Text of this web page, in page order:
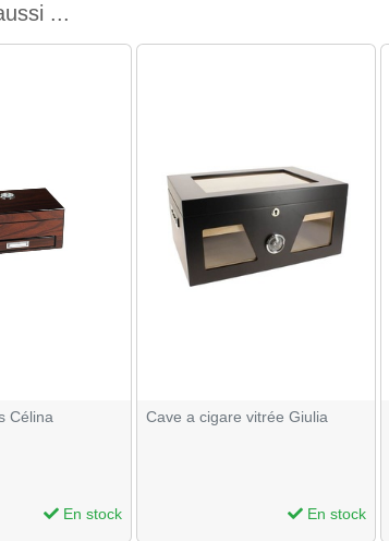
...
Célina
En stock
Cave a cigare vitrée Giulia
En stock